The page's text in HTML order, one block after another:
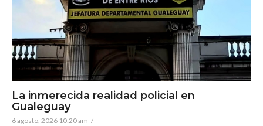
La inmerecida realidad policial en
Gualeguay
6 agosto, 2026 10:20 am /